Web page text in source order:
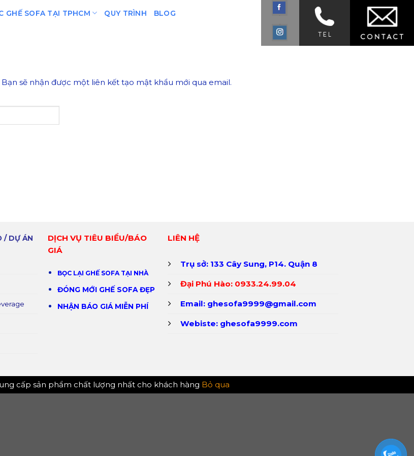
GHẾ SOFA TẠI TPHCM QUY TRÌNH BLOG
sẽ nhận được một liên kết tạo mật khẩu mới qua email.
/ DỰ ÁN
DỊCH VỤ TIÊU BIỂU/BÁO
GIÁ
BỌC LẠI GHẾ SOFA TẠI NHÀ
ĐÓNG MỚI GHẾ SOFA ĐẸP
NHẬN BÁO GIÁ MIỄN PHÍ
LIÊN HỆ
Trụ sở: 133 Cây Sung, P14. Quận 8
Đại Phú Hào: 0933.24.99.04
Email: ghesofa9999@gmail.com
Webiste: ghesofa9999.com
cấp sản phẩm chất lượng nhất cho khách hàng Bỏ qua